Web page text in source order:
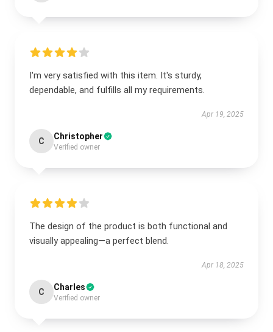
I'm very satisfied with this item. It's sturdy,
dependable, and fulfills all my requirements.
Apr 19, 2025
C Christopher
Verified owner
The design of the product is both functional and
visually appealing—a perfect blend.
Apr 18, 2025
C Charles
Verified owner